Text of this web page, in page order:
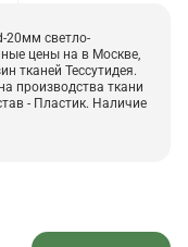
20мм светло-
цены на в Москве,
тканей Тессутидея.
производства ткани
- Пластик. Наличие